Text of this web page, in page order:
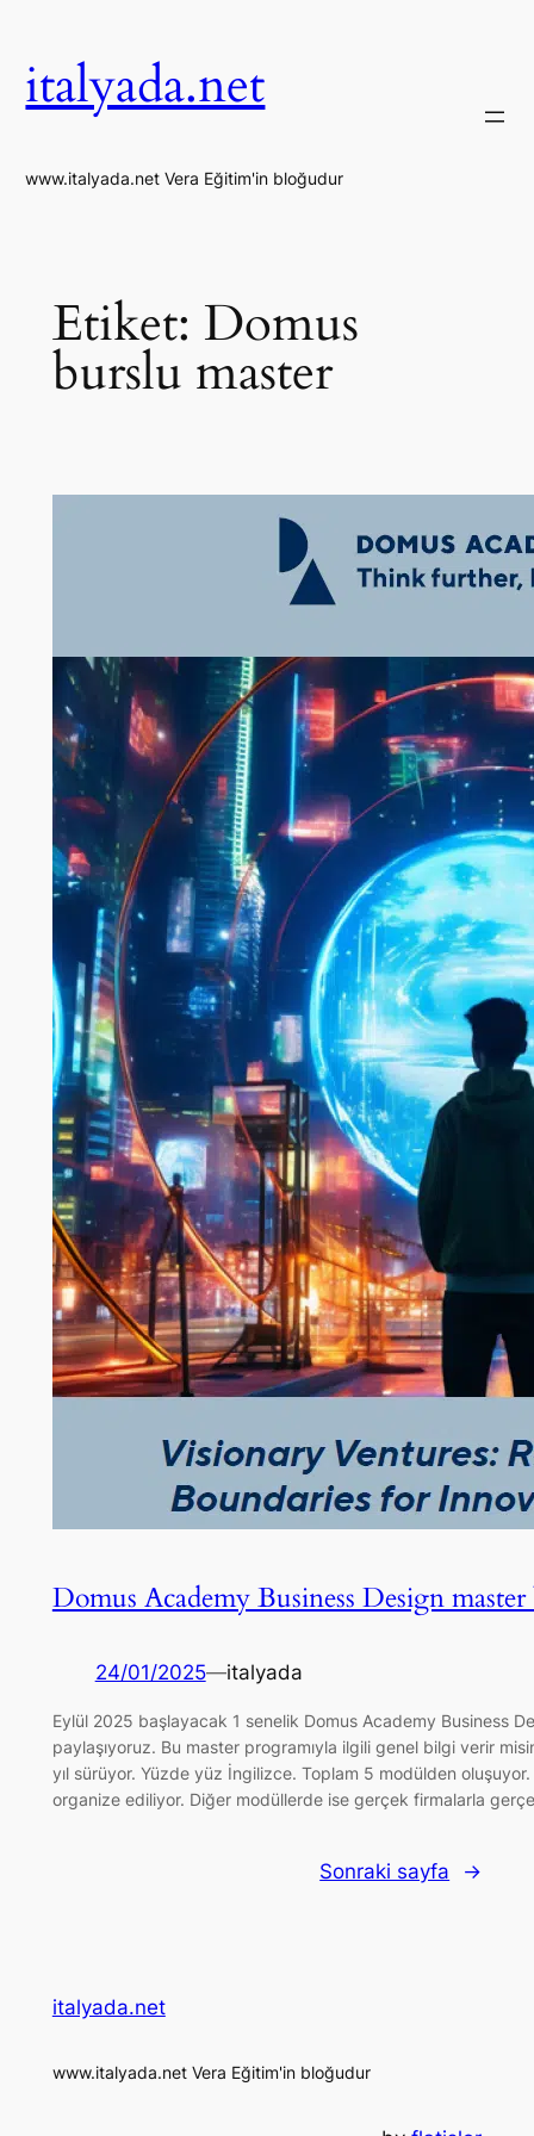
italyada.net
www.italyada.net Vera Eğitim'in bloğudur
Etiket: Domus
burslu master
Domus Academy Business Design
24/01/2025—italyada
Eylül 2025 başlayacak 1 senelik Domus Academy Business
paylaşıyoruz. Bu master programıyla ilgili genel bilgi verir
yıl sürüyor. Yüzde yüz İngilizce. Toplam 5 modülden
organize ediliyor. Diğer modüllerde ise gerçek firmalarla
Sonraki sayfa →
italyada.net
www.italyada.net Vera Eğitim'in bloğudur